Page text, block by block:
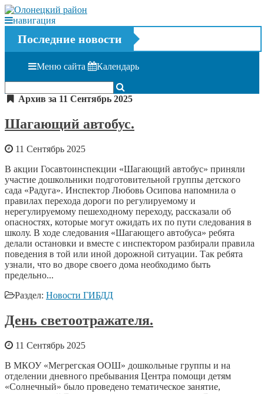
навигация
Последние новости
Меню сайта Календарь
Архив за 11 Сентябрь 2025
Шагающий автобус.
11 Сентябрь 2025
В акции Госавтоинспекции «Шагающий автобус» приняли
участие дошкольники подготовительной группы детского
сада «Радуга». Инспектор Любовь Осипова напомнила о
правилах перехода дороги по регулируемому и
нерегулируемому пешеходному переходу, рассказали об
опасностях, которые могут ожидать их по пути следования в
школу. В ходе следования «Шагающего автобуса» ребята
делали остановки и вместе с инспектором разбирали правила
поведения в той или иной дорожной ситуации. Так ребята
узнали, что во дворе своего дома необходимо быть
предельно...
Раздел: Новости ГИБДД
День светоотражателя.
11 Сентябрь 2025
В МКОУ «Мегрегская ООШ» дошкольные группы и на
отделении дневного пребывания Центра помощи детям
«Солнечный» было проведено тематическое занятие,